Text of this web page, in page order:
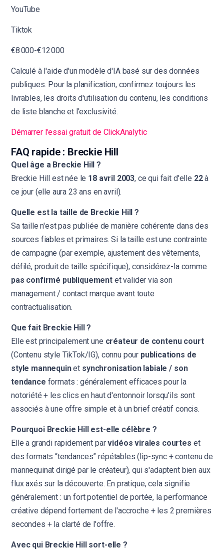
YouTube
Tiktok
€8 000-€12 000
Calculé à l'aide d'un modèle d'IA basé sur des données
publiques. Pour la planification, confirmez toujours les
livrables, les droits d'utilisation du contenu, les conditions
de liste blanche et l'exclusivité.
Démarrer l'essai gratuit de ClickAnalytic
FAQ rapide : Breckie Hill
Quel âge a Breckie Hill ?
Breckie Hill est née le 18 avril 2003, ce qui fait d'elle 22à
ce jour (elle aura 23 ans en avril).
Quelle est la taille de Breckie Hill ?
Sa taille n'est pas publiée de manière cohérente dans des
sources fiables et primaires. Si la taille est une contrainte
de campagne (par exemple, ajustement des vêtements,
défilé, produit de taille spécifique), considérez-la comme
pas confirmé publiquement et valider via son
management / contact marque avant toute
contractualisation.
Que fait Breckie Hill ?
Elle est principalement une créateur de contenu court
(Contenu style TikTok/IG), connu pour publications de
style mannequinet synchronisation labiale / son
tendance formats : généralement efficaces pour la
notoriété + les clics en haut d'entonnoir lorsqu'ils sont
associés à une offre simple et à un brief créatif concis.
Pourquoi Breckie Hill est-elle célèbre ?
Elle a grandi rapidement parvidéos virales courtes et
des formats “tendances” répétables (lip-sync + contenu de
mannequinat dirigé par le créateur), qui s'adaptent bien aux
flux axés sur la découverte. En pratique, cela signifie
généralement : un fort potentiel de portée, la performance
créative dépend fortement de l'accroche + les 2 premières
secondes + la clarté de l'offre.
Avec qui Breckie Hill sort-elle ?